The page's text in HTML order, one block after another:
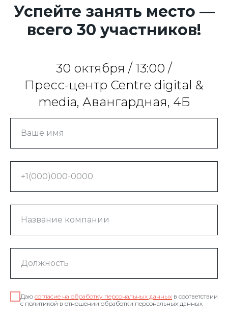
Успейте занять место —
всего 30 участников!
30 октября / 13:00 /
Пресс-центр Centre digital &
media, Авангардная, 4Б
Даю согласие на обработку персональных данных в соответствии
с политикой в отношении обработки персональных данных